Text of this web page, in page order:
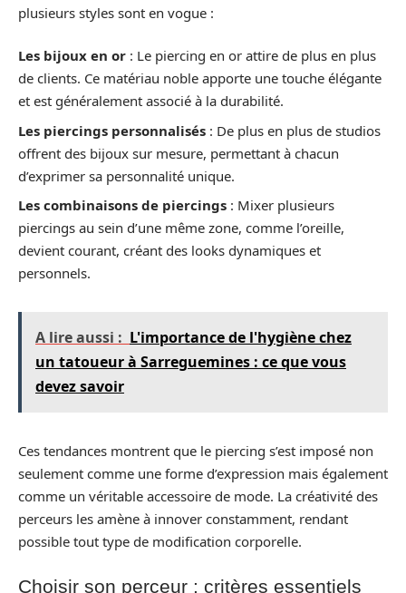
plusieurs styles sont en vogue :
Les bijoux en or : Le piercing en or attire de plus en plus
de clients. Ce matériau noble apporte une touche élégante
et est généralement associé à la durabilité.
Les piercings personnalisés : De plus en plus de studios
offrent des bijoux sur mesure, permettant à chacun
d’exprimer sa personnalité unique.
Les combinaisons de piercings : Mixer plusieurs
piercings au sein d’une même zone, comme l’oreille,
devient courant, créant des looks dynamiques et
personnels.
A lire aussi : L'importance de l'hygiène chez
un tatoueur à Sarreguemines : ce que vous
devez savoir
Ces tendances montrent que le piercing s’est imposé non
seulement comme une forme d’expression mais également
comme un véritable accessoire de mode. La créativité des
perceurs les amène à innover constamment, rendant
possible tout type de modification corporelle.
Choisir son perceur : critères essentiels